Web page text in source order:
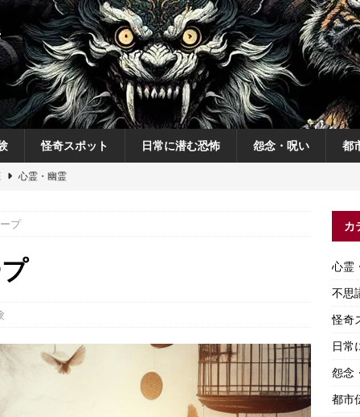
怪奇スポット 日常に潜む恐怖 怨念・呪い 都
心霊・幽霊
怨念・呪い
・呪い
プ カ
心霊
不思
怪奇
日常
怨念
都市